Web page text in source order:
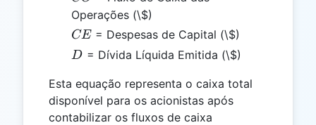
Operações (\$)
CE
CE = Despesas de Capital (\$)
D
D = Dívida Líquida Emitida (\$)
Esta equação representa o caixa total
disponível para os acionistas após
contabilizar os fluxos de caixa